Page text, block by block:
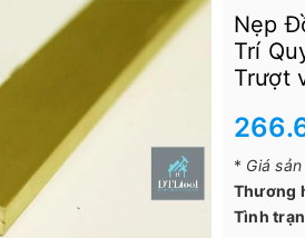
Nẹp
Trí
Trượt
* Giá
Thương
Tình